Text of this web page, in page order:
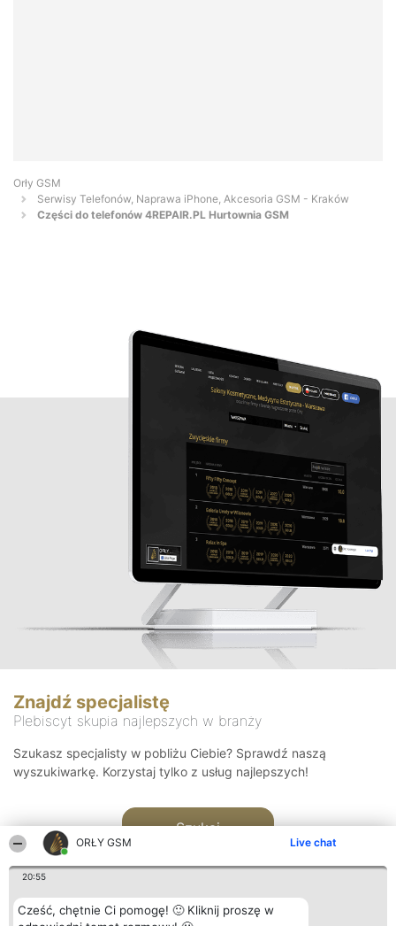
ORŁY GSM Live chat
20:55
Cześć, chętnie Ci pomogę! 🙂 Kliknij proszę w
Orły GSM
Serwisy Telefonów, Naprawa iPhone, Akcesoria GSM - Kraków
Części do telefonów 4REPAIR.PL Hurtownia GSM
Znajdź specjalistę
Plebiscyt skupia najlepszych w branży
Szukasz specjalisty w pobliżu Ciebie? Sprawdź naszą
wyszukiwarkę. Korzystaj tylko z usług najlepszych!
Szukaj